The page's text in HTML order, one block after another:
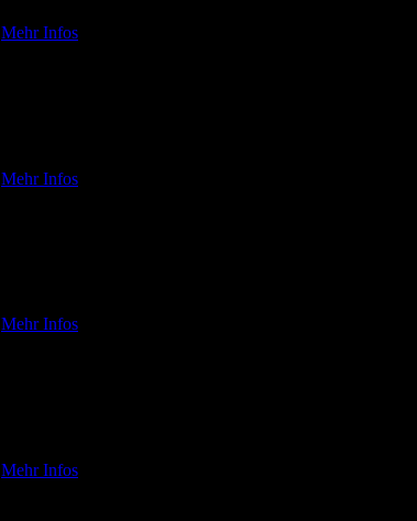
Mehr Infos
Mehr Infos
Mehr Infos
Mehr Infos